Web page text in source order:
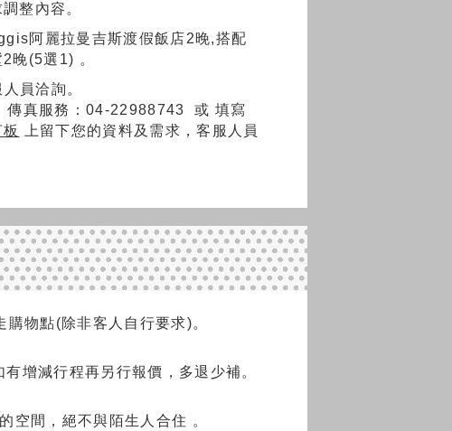
整內容。
阿麗拉曼吉斯渡假飯店2晚,搭配
晚(5選1) 。
員洽詢。
傳真服務：04-22988743或 填寫
上留下您的資料及需求，客服人員
物點(除非客人自行要求)。
增減行程再另行報價，多退少補。
空間，絕不與陌生人合住 。